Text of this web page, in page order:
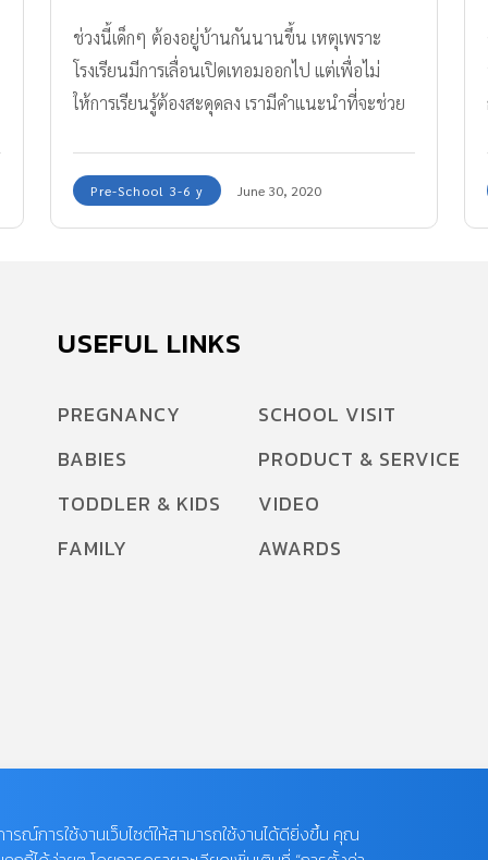
ช่วงนี้เด็กๆ ต้องอยู่บ้านกันนานขึ้น เหตุเพราะ
โรงเรียนมีการเลื่อนเปิดเทอมออกไป แต่เพื่อไม่
ให้การเรียนรู้ต้องสะดุดลง เรามีคำแนะนำที่จะช่วย
Pre-School 3-6 y June 30, 2020
USEFUL LINKS
PREGNANCY
BABIES
TODDLER & KIDS
FAMILY
SCHOOL VISIT
PRODUCT & SERVICE
VIDEO
AWARDS
รณ์การใช้งานเว็บไซต์ให้สามารถใช้งานได้ดียิ่งขึ้น คุณ